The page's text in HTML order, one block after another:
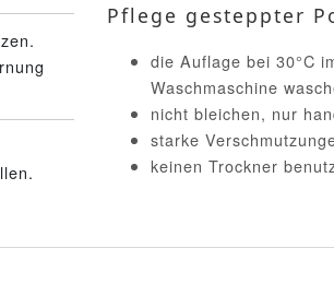
Pflege gesteppter
die Auflage bei 30°C
Waschmaschine
nicht bleichen, nur
starke
keinen Trockner